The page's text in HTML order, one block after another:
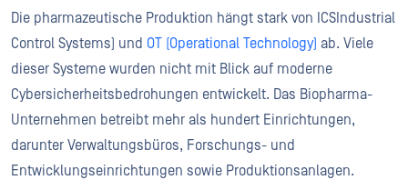
Die pharmazeutische Produktion hängt stark von ICSIndustrial
Control Systems) und OT (Operational Technology) ab. Viele
dieser Systeme wurden nicht mit Blick auf moderne
Cybersicherheitsbedrohungen entwickelt. Das Biopharma-
Unternehmen betreibt mehr als hundert Einrichtungen,
darunter Verwaltungsbüros, Forschungs- und
Entwicklungseinrichtungen sowie Produktionsanlagen.